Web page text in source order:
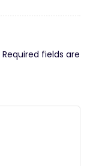
Required fields are